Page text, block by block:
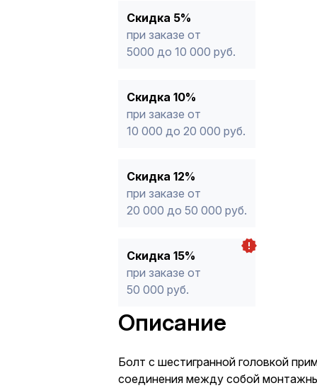
* -Для заказов, состоящих
продукции, максимальная скидка
Скидка 5%
при заказе от
5000 до 10 000 руб.
Скидка 10%
при заказе от
10 000 до 20 000 руб.
Скидка 12%
при заказе от
20 000 до 50 000 руб.
Скидка 15%
при заказе от
50 000 руб.
Описание
Болт с шестигранной головкой
соединения между собой